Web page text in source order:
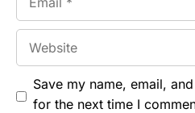
Save my name, email,
for the next time I